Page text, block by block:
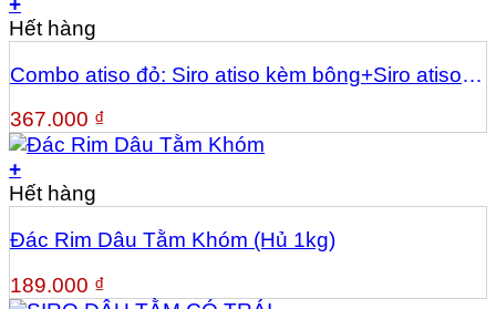
Hết hàng
Combo atiso đỏ: Siro atiso kèm bông+Siro atiso
367.000 ₫
+
Hết hàng
Đác Rim Dâu Tằm Khóm (Hủ 1kg)
189.000 ₫